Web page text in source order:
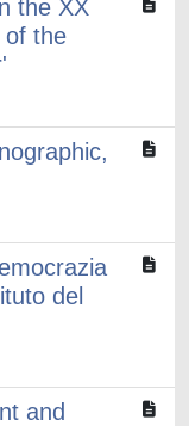
the XX
of the
del
and